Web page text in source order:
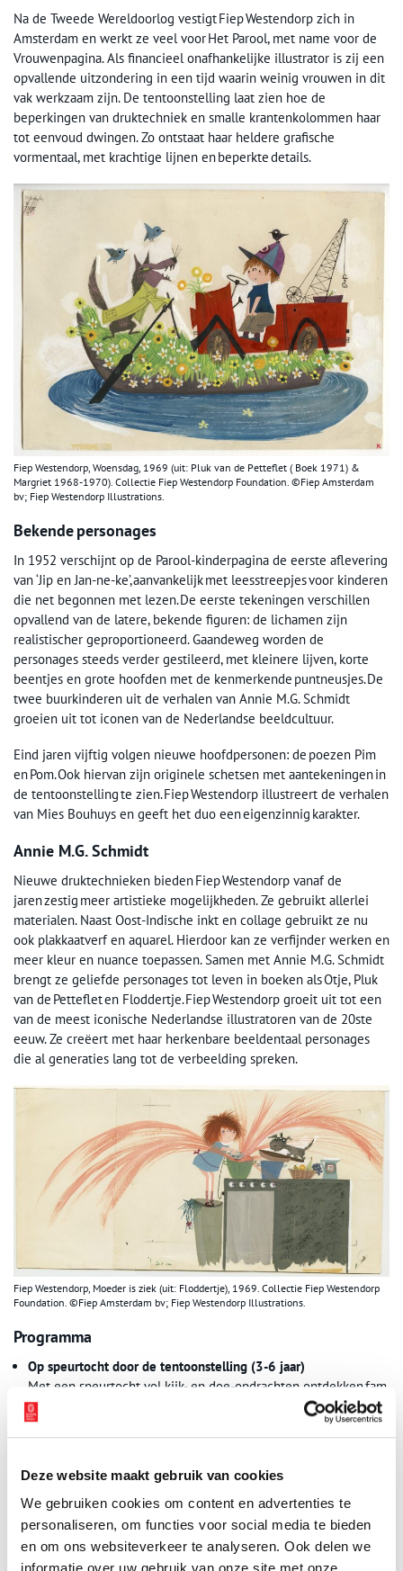
Deze website maakt gebruik van cookies
We gebruiken cookies om content en advertenties te
personaliseren, om functies voor social media te bieden
en om ons websiteverkeer te analyseren. Ook delen we
Na de Tweede Wereldoorlog vestigt Fiep Westendorp zich in
Amsterdam en werkt ze veel voor Het Parool, met name voor de
Vrouwenpagina. Als financieel onafhankelijke illustrator is zij een
opvallende uitzondering in een tijd waarin weinig vrouwen in dit
vak werkzaam zijn. De tentoonstelling laat zien hoe de
beperkingen van druktechniek en smalle krantenkolommen haar
tot eenvoud dwingen. Zo ontstaat haar heldere grafische
vormentaal, met krachtige lijnen en beperkte details.
Fiep Westendorp, Woensdag, 1969 (uit: Pluk van de Petteflet ( Boek 1971) &
Margriet 1968-1970). Collectie Fiep Westendorp Foundation. ©Fiep Amsterdam
bv; Fiep Westendorp Illustrations.
Bekende personages
In 1952 verschijnt op de Parool-kinderpagina de eerste aflevering
van ‘Jip en Jan-ne-ke’, aanvankelijk met leesstreepjes voor kinderen
die net begonnen met lezen. De eerste tekeningen verschillen
opvallend van de latere, bekende figuren: de lichamen zijn
realistischer geproportioneerd. Gaandeweg worden de
personages steeds verder gestileerd, met kleinere lijven, korte
beentjes en grote hoofden met de kenmerkende puntneusjes. De
twee buurkinderen uit de verhalen van Annie M.G. Schmidt
groeien uit tot iconen van de Nederlandse beeldcultuur.
Eind jaren vijftig volgen nieuwe hoofdpersonen: de poezen Pim
en Pom. Ook hiervan zijn originele schetsen met aantekeningen in
de tentoonstelling te zien. Fiep Westendorp illustreert de verhalen
van Mies Bouhuys en geeft het duo een eigenzinnig karakter.
Annie M.G. Schmidt
Nieuwe druktechnieken bieden Fiep Westendorp vanaf de
jaren zestig meer artistieke mogelijkheden. Ze gebruikt allerlei
materialen. Naast Oost-Indische inkt en collage gebruikt ze nu
ook plakkaatverf en aquarel. Hierdoor kan ze verfijnder werken en
meer kleur en nuance toepassen. Samen met Annie M.G. Schmidt
brengt ze geliefde personages tot leven in boeken als Otje, Pluk
van de Petteflet en Floddertje. Fiep Westendorp groeit uit tot een
van de meest iconische Nederlandse illustratoren van de 20ste
eeuw. Ze creëert met haar herkenbare beeldentaal personages
die al generaties lang tot de verbeelding spreken.
Fiep Westendorp, Moeder is ziek (uit: Floddertje), 1969. Collectie Fiep Westendorp
Foundation. ©Fiep Amsterdam bv; Fiep Westendorp Illustrations.
Programma
Op speurtocht door de tentoonstelling (3-6 jaar)
Met een speurtocht vol kijk- en doe-opdrachten ontdekken fam
ilies de details in het werk van Fiep Westendorp.
(Gratis, op te halen in de tentoonstelling en bij de informatieba
um zijn verschillende activiteiten voor families. Maak silhouetfig
uren à la Jip & Janneke, creëer een zelfportret in de stijl van Fie
p Westendorp en ervaar hoe je een verhaal vertelt met enkel ill
ustraties.
(Gratis, van 19 juni t/m 13 september, dagelijks in de weekende